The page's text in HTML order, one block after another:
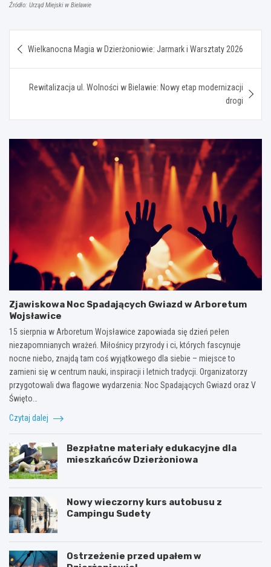
Źródło: Urząd Miejski w Bielawie
wpisu
Wielkanocna Magia w Dzierżoniowie: Jarmark i Warsztaty 2026
Rewitalizacja ul. Wolności w Bielawie: Nowy etap modernizacji
drogi
Zjawiskowa Noc Spadających Gwiazd w Arboretum
Wojsławice
15 sierpnia w Arboretum Wojsławice zapowiada się dzień pełen
niezapomnianych wrażeń. Miłośnicy przyrody i ci, których fascynuje
nocne niebo, znajdą tam coś wyjątkowego dla siebie – miejsce to
zamieni się w centrum nauki, inspiracji i letnich tradycji. Organizatorzy
przygotowali dwa flagowe wydarzenia: Noc Spadających Gwiazd oraz V
Święto…
Czytaj dalej
Bezpłatne materiały edukacyjne dla
mieszkańców Dzierżoniowa
Nowy wieczorny kurs autobusu z
Campingu Sudety
Ostrzeżenie przed upałem w